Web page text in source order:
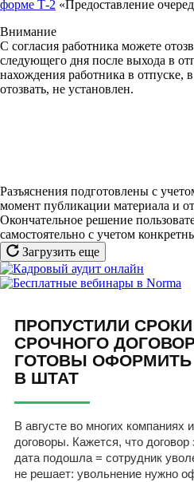
форме Т-2 «Предоставление
Внимание
С согласия работника можете
следующего дня после выхода в
нахождения работника в отпуске,
отозвать, не установлен.
Разъяснения подготовлены с
момент публикации материала и
Окончательное решение
самостоятельно с учетом
Загрузить еще
ПРОПУСТИЛИ
СРОЧНОГО
ГОТОВЫ ОФОРМИТЬ
В ШТАТ
В августе во многих компаниях
договоры. Кажется, что договор
дата подошла = сотрудник
не решает: увольнение нужно